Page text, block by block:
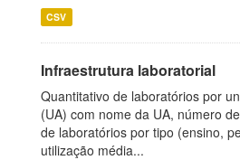
CSV
Infraestrutura laboratorial
Quantitativo de laboratórios por
(UA) com nome da UA, número
de laboratórios por tipo (ensino,
utilização média...